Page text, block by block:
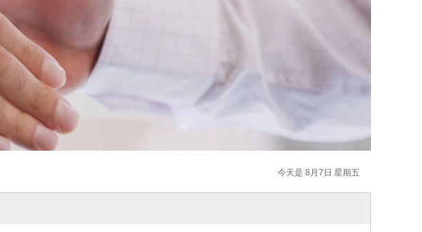
今天是 8月7日 星期五